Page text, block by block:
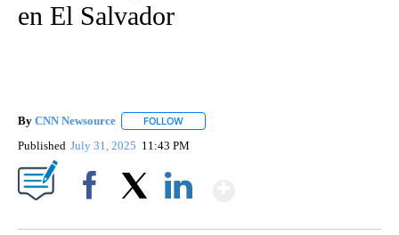
en El Salvador
By CNN Newsource FOLLOW
Published July 31, 2025 11:43 PM